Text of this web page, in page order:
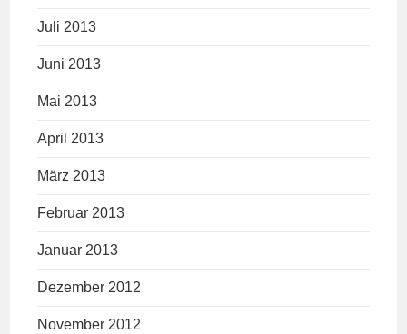
Juli 2013
Juni 2013
Mai 2013
April 2013
März 2013
Februar 2013
Januar 2013
Dezember 2012
November 2012